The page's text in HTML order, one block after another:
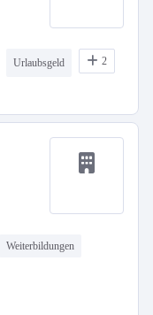
Urlaubsgeld 2
Weiterbildungen